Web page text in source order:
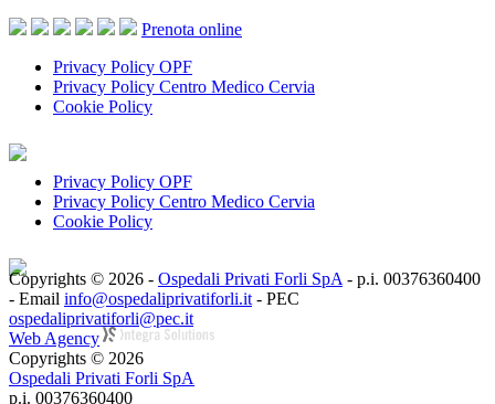
Prenota online
Privacy Policy OPF
Privacy Policy Centro Medico Cervia
Cookie Policy
Privacy Policy OPF
Privacy Policy Centro Medico Cervia
Cookie Policy
Copyrights © 2026 - Ospedali Privati Forli SpA - p.i. 00376360400
- Email info@ospedaliprivatiforli.it - PEC
ospedaliprivatiforli@pec.it
Web Agency
Copyrights © 2026
Ospedali Privati Forli SpA
p.i. 00376360400